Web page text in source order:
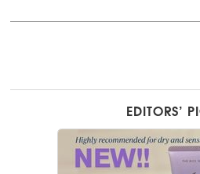
EDITORS’